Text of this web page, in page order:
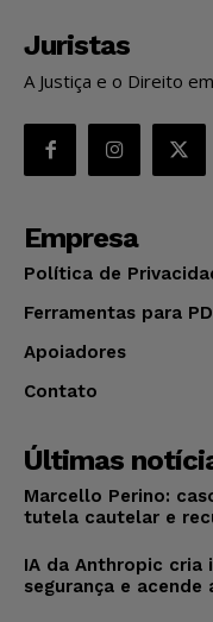
Juristas
A Justiça e o Direito
Empresa
Política de
Ferramentas para
Apoiadores
Contato
Últimas
Marcello Perino:
tutela cautelar e
IA da Anthropic cria
segurança e